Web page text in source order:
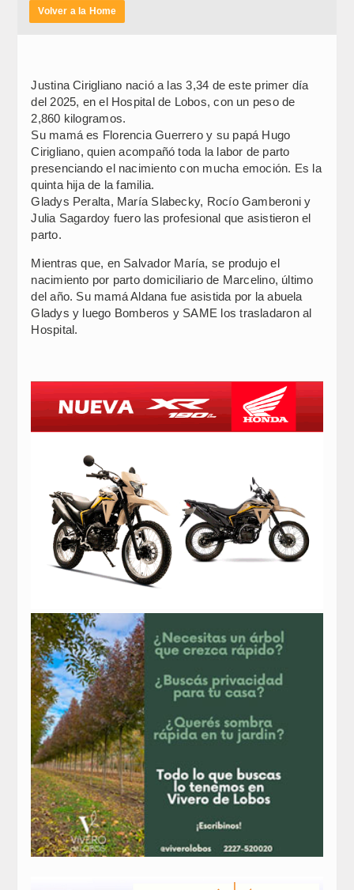
Volver a la Home
Justina Cirigliano nació a las 3,34 de este primer día
del 2025, en el Hospital de Lobos, con un peso de
2,860 kilogramos.
Su mamá es Florencia Guerrero y su papá Hugo
Cirigliano, quien acompañó toda la labor de parto
presenciando el nacimiento con mucha emoción. Es la
quinta hija de la familia.
Gladys Peralta, María Slabecky, Rocío Gamberoni y
Julia Sagardoy fuero las profesional que asistieron el
parto.
Mientras que, en Salvador María, se produjo el
nacimiento por parto domiciliario de Marcelino, último
del año. Su mamá Aldana fue asistida por la abuela
Gladys y luego Bomberos y SAME los trasladaron al
Hospital.